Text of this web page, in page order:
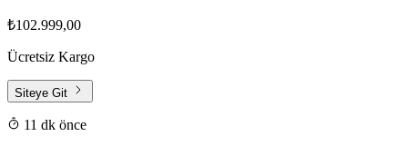
₺102.999,00
Ücretsiz Kargo
Siteye Git
11 dk önce